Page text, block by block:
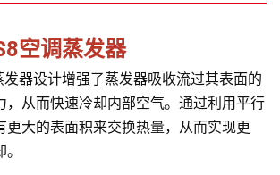
空调蒸发器
发器设计增强了蒸发器吸收流过其表面的
，从而快速冷却内部空气。通过利用平行
更大的表面积来交换热量，从而实现更